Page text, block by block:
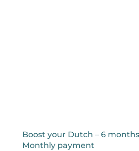
Boost your Dutch – 6 months
Monthly payment